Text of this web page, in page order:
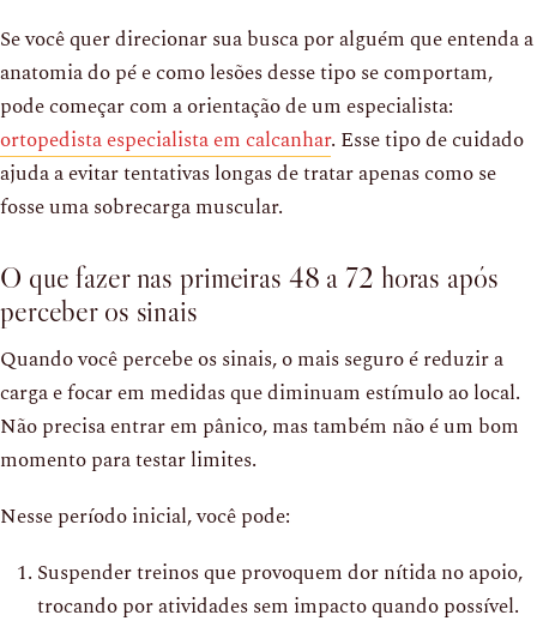
Se você quer direcionar sua busca por alguém que entenda a
anatomia do pé e como lesões desse tipo se comportam,
pode começar com a orientação de um especialista:
ortopedista especialista em calcanhar. Esse tipo de cuidado
ajuda a evitar tentativas longas de tratar apenas como se
fosse uma sobrecarga muscular.
O que fazer nas primeiras 48 a 72 horas após
perceber os sinais
Quando você percebe os sinais, o mais seguro é reduzir a
carga e focar em medidas que diminuam estímulo ao local.
Não precisa entrar em pânico, mas também não é um bom
momento para testar limites.
Nesse período inicial, você pode:
Suspender treinos que provoquem dor nítida no apoio,
trocando por atividades sem impacto quando possível.